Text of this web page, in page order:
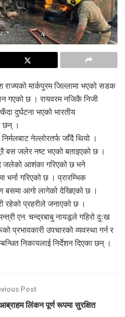
मार्कपुरम जिल्लामा भएको सडक
गएको छ । रायवरम नजिकै निजी
दुर्घटना भएको भारतीय
छन् ।
नेल्लोरतर्फ जाँदै थियो ।
बस जलेर नष्ट भएको बताइएको छ ।
जलेको आशंका गरिएको छ भने
गरिएको छ । प्रारम्भिक
बसमा आगो लागेको देखिएको छ ।
रहेको प्रहरीले जनाएको छ ।
एन. चन्द्रबाबु नायडूले गहिरो दुःख
प्रभावकारी उपचारको व्यवस्था गर्न र
निकायलाई निर्देशन दिएका छन् ।
Post
लिंकन पूर्ण रूपमा सुरक्षित